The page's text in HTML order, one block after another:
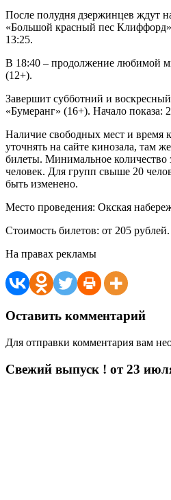
После полудня дзержинцев ждут
«Большой красный пес Клиффорд»
13:25.
В 18:40 – продолжение любимой
(12+).
Завершит субботний и
«Бумеранг» (16+). Начало показа:
Наличие свободных мест и время
уточнять на сайте кинозала, там
билеты. Минимальное количество
человек. Для групп свыше 20
быть изменено.
Место проведения: Окская
Стоимость билетов: от 205 рублей.
На правах рекламы
Оставить комментарий
Для отправки комментария вам
Свежий выпуск ! от 23